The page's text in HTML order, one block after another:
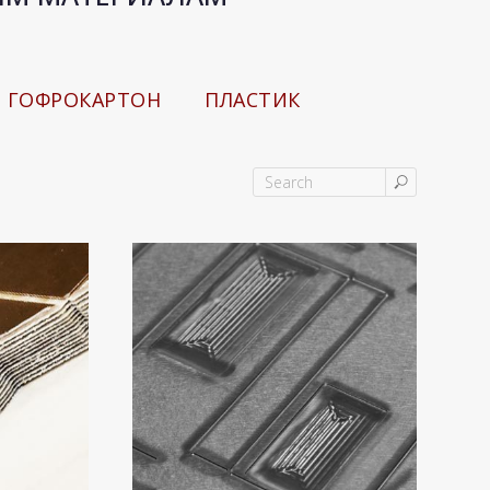
ГОФРОКАРТОН ПЛАСТИК